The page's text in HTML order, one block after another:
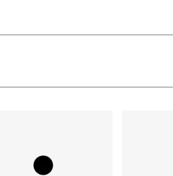
είναι «το πρόβλημα»
Συγχαρητήρια, Πέθανες!